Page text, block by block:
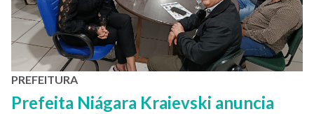
PREFEITURA
Prefeita Niágara Kraievski anuncia